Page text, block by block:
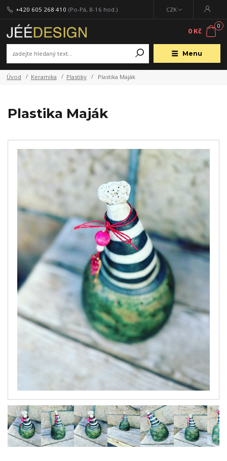
Menu
CZK
+420 605 268 410 (Po-Pá, 8-16 hod.)
0
0 Kč
Úvod Keramika Plastiky Plastika Maják
Plastika Maják